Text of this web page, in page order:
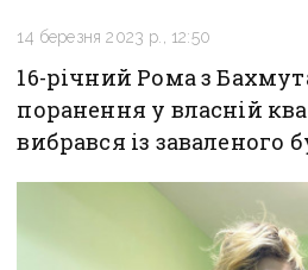
14 березня 2023 р., 12:50
16-річний Рома з
поранення у власній
вибрався із заваленого